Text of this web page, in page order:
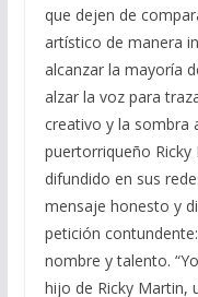
que dejen de
artístico de manera
alcanzar la mayoría
alzar la voz para
creativo y la sombra
puertorriqueño Ricky
difundido en sus
mensaje honesto y
petición
nombre y talento.
hijo de Ricky Martin,